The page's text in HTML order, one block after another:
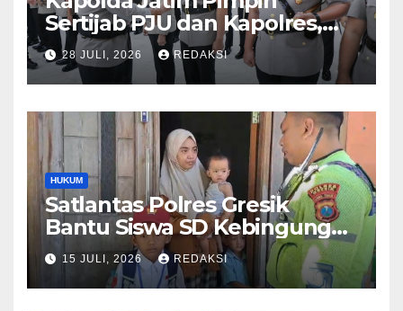
Sertijab PJU dan Kapolres,
Perkuat Regenerasi
Kepemimpinan dan
Pelayanan Presisi
28 JULI, 2026 REDAKSI
HUKUM
Satlantas Polres Gresik
Bantu Siswa SD Kebingungan
Saat Pulang Sekolah,
Langsung Diantar ke Rumah
Orang Tua Lega
15 JULI, 2026 REDAKSI